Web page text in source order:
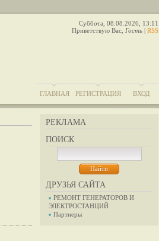
Суббота, 08.08.2026, 13:11
Приветствую Вас Гость | RSS
ГЛАВНАЯ РЕГИСТРАЦИЯ ВХОД
РЕКЛАМА
ПОИСК
ДРУЗЬЯ САЙТА
РЕМОНТ ГЕНЕРАТОРОВ И
ЭЛЕКТРОСТАНЦИЙ
Партнеры